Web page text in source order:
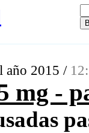
año 2015 /
mg -